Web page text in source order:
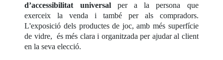
d’accessibilitat universalper a la persona que
exerceix la venda i també per als compradors.
L'exposició dels productes de joc, amb més superfície
de vidre, és més clara i organitzada per ajudar al client
en la seva elecció.